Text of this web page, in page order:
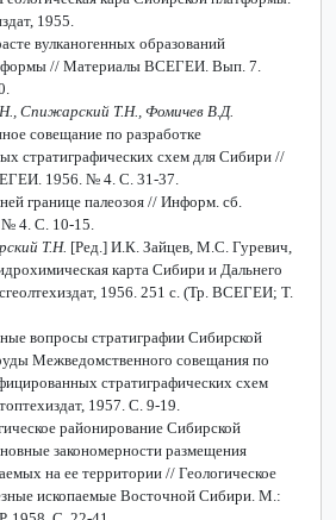
1955.
вулканогенных образований
// Материалы ВСЕГЕИ. Вып. 7.
Спижарский Т.Н., Фомичев В.Д.
совещание по разработке
стратиграфических схем для Сибири //
1956. № 4. С. 31-37.
границе палеозоя // Информ. сб.
4. С. 10-15.
Т.Н. [Ред.] И.К. Зайцев, М.С. Гуревич,
карта Сибири и Дальнего
1956. 251 с. (Тр. ВСЕГЕИ; Т.
вопросы стратиграфии Сибирской
Межведомственного совещания по
стратиграфических схем
1957. С. 9-19.
районирование Сибирской
закономерности размещения
на ее территории // Геологическое
ископаемые Восточной Сибири. М.: